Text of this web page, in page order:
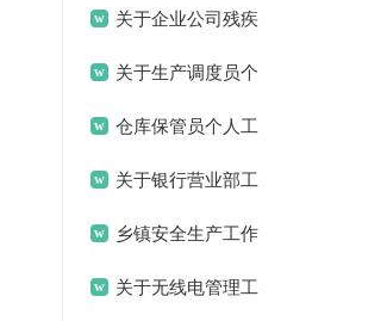
用19篇）
关于企业公司残疾
人工作的自我总结报告
关于生产调度员个
人年度工作自我总结报
告
仓库保管员个人工
作自我总结报告
关于银行营业部工
作的自我总结报告
乡镇安全生产工作
的自我总结报告
关于无线电管理工